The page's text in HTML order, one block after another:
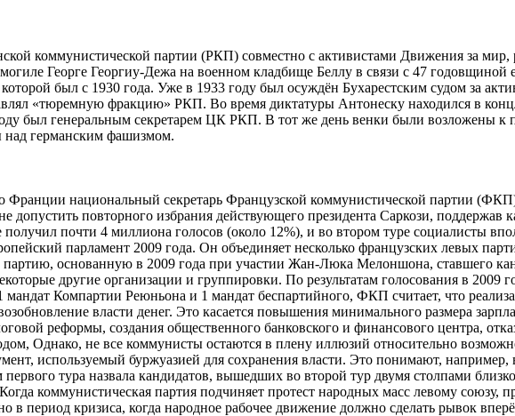
коммунистической партии (РКП) совместно с активистами Движения за
Георге Георгиу-Дежа на военном кладбище Беллу в связи с 47 годовщиной
был с 1930 года. Уже в 1933 году был осуждён Бухарестским судом за
«тюремную фракцию» РКП. Во время диктатуры Антонеску находился в
был генеральным секретарем ЦК РКП. В тот же день венки были возложены
германским фашизмом.
Франции национальный секретарь Французской коммунистической партии
допустить повторного избрания действующего президента Саркози,
почти 4 миллиона голосов (около 12%), и во втором туре социалисты
парламент 2009 года. Он объединяет несколько французских левых
основанную в 2009 года при участии Жан-Люка Мелоншона, ставшего
другие организации и группировки. По результатам голосования в 2009
Компартии Реюньона и 1 мандат беспартийного, ФКП считает, что
власти денег. Это касается повышения минимального размера
реформы, создания общественного банковского и финансового центра,
Однако, не все коммунисты остаются в плену иллюзий относительно
используемый буржуазией для сохранения власти. Это понимают,
первого тура назвала кандидатов, вышедших во второй тур двумя столпами
коммунистическая партия подчиняет протест народных масс левому союзу,
в период кризиса, когда народное рабочее движение должно сделать рывок